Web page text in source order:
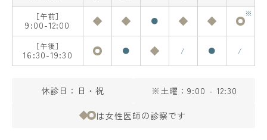
［午前］
9:00-12:00 ●
［午後］
16:30-19:30 ● / ● /
休診日：日・祝 ※土曜：9:00 - 12:30
は女性医師の診察です